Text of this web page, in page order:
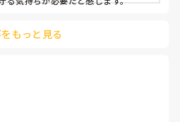
ることが大切だと思います。昨年度
うことを明確に伝えつつ、雑談も楽
も築けると思います。
もっと見る